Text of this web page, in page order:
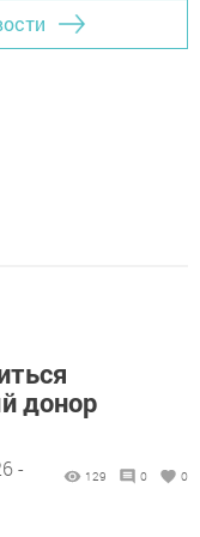
донор
-
129 0 0